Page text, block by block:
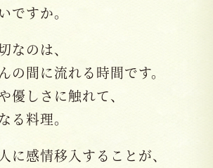
ですか。
なのは、
の間に流れる時間です。
優しさに触れて、
る料理。
に感情移入することが、